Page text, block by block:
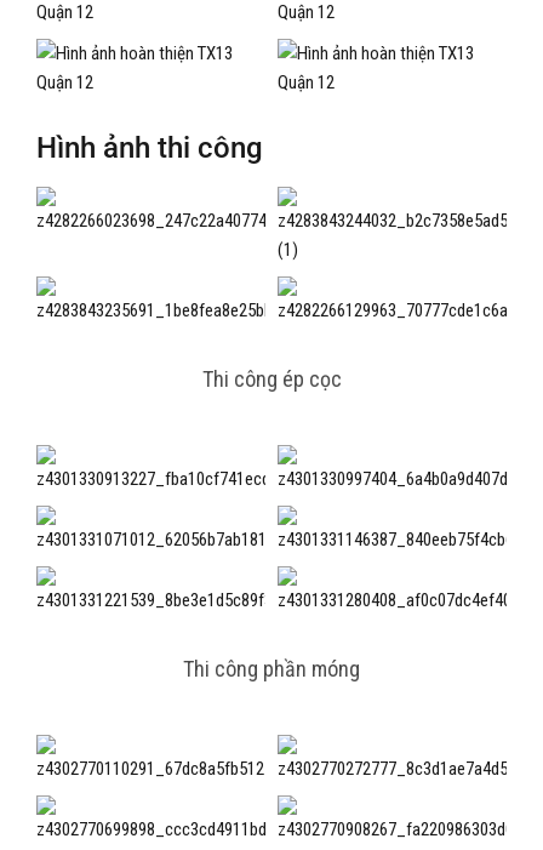
Hình ảnh thi công
Thi công ép cọc
Thi công phần móng